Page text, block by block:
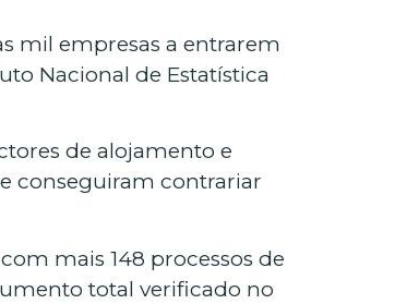
mil empresas a entrarem
Nacional de Estatística
de alojamento e
conseguiram contrariar
mais 148 processos de
total verificado no